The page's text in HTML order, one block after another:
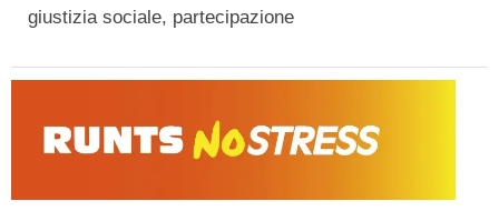
giustizia sociale, partecipazione